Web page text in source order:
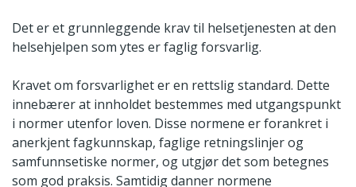
Det er et grunnleggende krav til helsetjenesten at den
helsehjelpen som ytes er faglig forsvarlig.
Kravet om forsvarlighet er en rettslig standard. Dette
innebærer at innholdet bestemmes med utgangspunkt
i normer utenfor loven. Disse normene er forankret i
anerkjent fagkunnskap, faglige retningslinjer og
samfunnsetiske normer, og utgjør det som betegnes
som god praksis. Samtidig danner normene